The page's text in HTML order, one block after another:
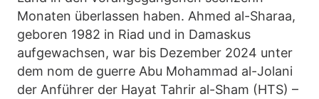
Monaten überlassen haben. Ahmed al-Sharaa,
geboren 1982 in Riad und in Damaskus
aufgewachsen, war bis Dezember 2024 unter
dem nom de guerre Abu Mohammad al-Jolani
der Anführer der Hayat Tahrir al-Sham (HTS) –